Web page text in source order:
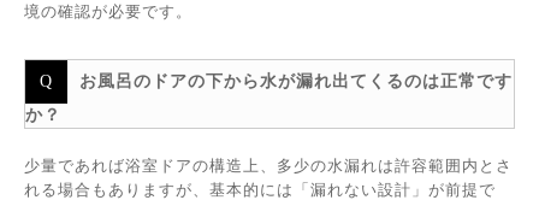
境の確認が必要です。
お風呂のドアの下から水が漏れ出てくるのは正常です
か？
少量であれば浴室ドアの構造上、多少の水漏れは許容範囲内とさ
れる場合もありますが、基本的には「漏れない設計」が前提で